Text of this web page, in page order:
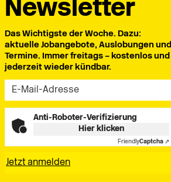
Newsletter
Das Wichtigste der Woche. Dazu:
aktuelle Jobangebote, Auslobungen und
Termine. Immer freitags – kostenlos und
jederzeit wieder kündbar.
Anti-Roboter-Verifizierung
Hier klicken
FriendlyCaptcha ⇗